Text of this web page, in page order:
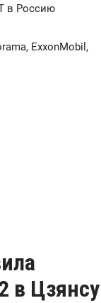
в Россию
ExxonMobil,
в Цзянсу